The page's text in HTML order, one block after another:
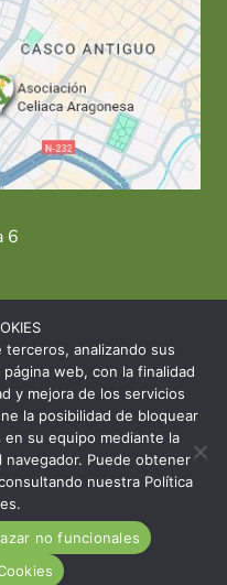
6
563
Sede Teruel
Aragonesa
AVISO LEGAL
terceros, analizando sus
web, con la finalidad
y mejora de los servicios
la posibilidad de bloquear
en su equipo mediante la
Puede obtener
nuestra Política
no funcionales